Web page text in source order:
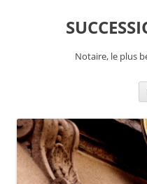
Notaire, le plus